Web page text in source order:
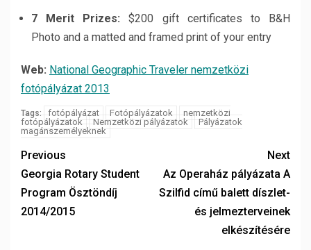
7 Merit Prizes: $200 gift certificates to B&H
Photo and a matted and framed print of your entry
Web: National Geographic Traveler nemzetközi
fotópályázat 2013
Tags: fotópályázat Fotópályázatok
nemzetközi
fotópályázatok
Nemzetközi pályázatok
Pályázatok
magánszemélyeknek
Previous
Georgia Rotary Student
Program Ösztöndíj
2014/2015
Next
Az Operaház pályázata A
Szilfid című balett díszlet-
és jelmezterveinek
elkészítésére